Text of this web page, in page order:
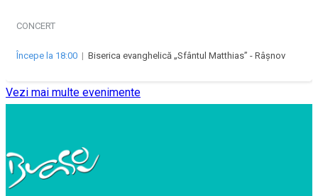
CONCERT
Începe la 18:00 | Biserica evanghelică „Sfântul Matthias” - Râșnov
Vezi mai multe evenimente